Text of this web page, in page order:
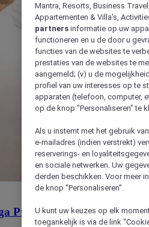
Praia
Mantra, Resorts, Business
Appartementen & Villa's,
partners informatie op uw
functioneren en u de door u
functies van de websites te
prestaties van de websites te
aangemeld; (v) u de
profiel van uw interesses op te
apparaten (telefoon, computer,
op de knop "Personaliseren" te
Als u instemt met het gebruik
e-mailadres (indien verstrekt)
reserverings- en
en sociale netwerken. Uw
derden beschikken. Voor meer
de knop "Personaliseren".
U kunt uw keuzes op elk
toegankelijk is via de link